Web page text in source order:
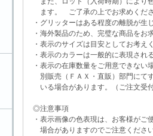
ます。 ご了承の上でお求めくだ
・グリッターはある程度の離脱が生
・海外製品のため、完璧な商品をお
・表示のサイズは目安としてお考え
・表示のカラーは一般的に表現され
・表示の在庫数量をご用意できな
別販売（ＦＡＸ・直販）部門にて
いる場合があります。（ご注文受
◎注意事項
・表示画像の色表現は、お客様がご
場合がありますのでご注意くださ